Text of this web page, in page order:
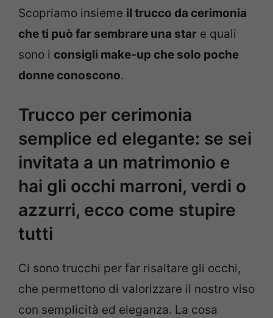
Scopriamo insieme il trucco da cerimonia
che ti può far sembrare una star e quali
sono i consigli make-up che solo poche
donne conoscono.
Trucco per cerimonia
semplice ed elegante: se sei
invitata a un matrimonio e
hai gli occhi marroni, verdi o
azzurri, ecco come stupire
tutti
Ci sono trucchi per far risaltare gli occhi,
che permettono di valorizzare il nostro viso
con semplicità ed eleganza. La cosa